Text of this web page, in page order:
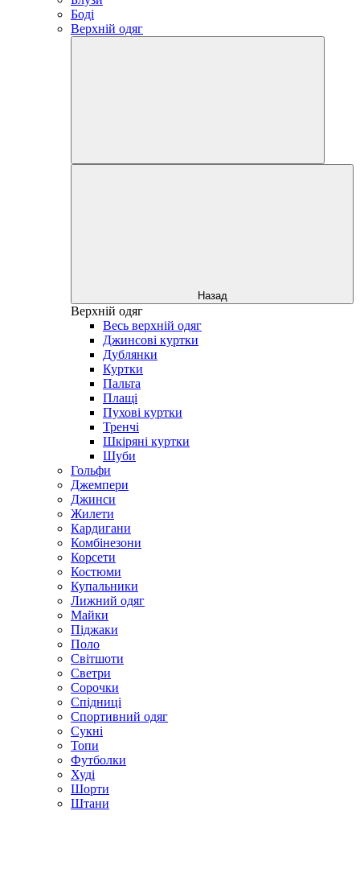
Боді
Верхній одяг
Назад
Верхній одяг
Весь верхній одяг
Джинсові куртки
Дублянки
Куртки
Пальта
Плащі
Пухові куртки
Тренчі
Шкіряні куртки
Шуби
Гольфи
Джемпери
Джинси
Жилети
Кардигани
Комбінезони
Корсети
Костюми
Купальники
Лижний одяг
Майки
Піджаки
Поло
Світшоти
Светри
Сорочки
Спідниці
Спортивний одяг
Сукні
Топи
Футболки
Худі
Шорти
Штани